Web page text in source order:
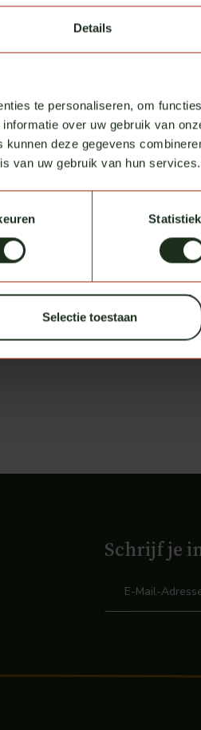
Details
te personaliseren, om
over uw gebruik van
deze gegevens
van uw gebruik van hun services.
Selectie toestaan
Schrijf je